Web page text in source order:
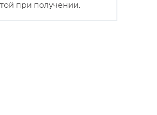
при получении.